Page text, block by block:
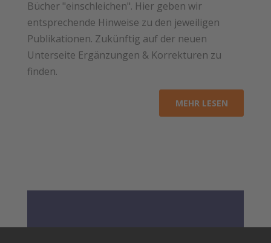
Bücher "einschleichen". Hier geben wir
entsprechende Hinweise zu den jeweiligen
Publikationen. Zukünftig auf der neuen
Unterseite Ergänzungen & Korrekturen zu
finden.
MEHR LESEN